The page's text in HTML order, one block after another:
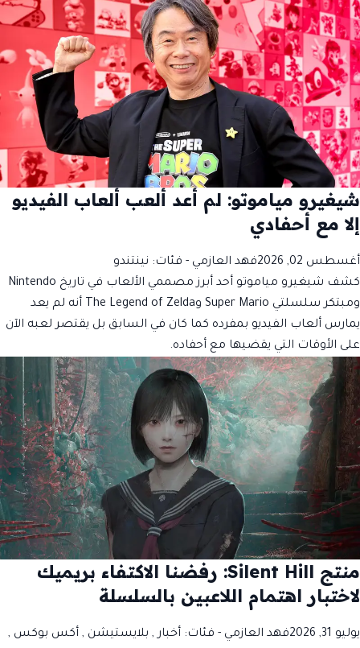
شيغيرو مياموتو: لم أعد ألعب ألعاب الفيديو
إلا مع أحفادي
أغسطس 02, 2026 فهد العازمي - فئات: نينتندو
كشف شيغيرو مياموتو أحد أبرز مصممي الألعاب في تاريخ Nintendo
ومبتكر سلسلتي Super Mario وThe Legend of Zelda أنه لم يعد
يمارس ألعاب الفيديو بمفرده كما كان في السابق بل يقتصر لعبه الآن
على الأوقات التي يقضيها مع أحفاده.
منتج Silent Hill: رفضنا الاكتفاء بريميك
لاختبار اهتمام اللاعبين بالسلسلة
يوليو 31, 2026 فهد العازمي - فئات: أخبار, بلايستيشن , أكس بوكس ,